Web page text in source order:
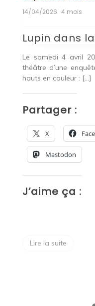
14/04/2026 4 mois
Lupin dans
Le samedi 4 avril
théâtre d’une
hauts en couleur : […]
Partager :
X
Mastodon
J’aime ça :
Lire la suite